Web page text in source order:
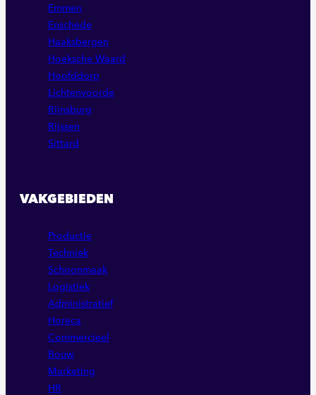
Emmen
Enschede
Haaksbergen
Hoeksche Waard
Hoofddorp
Lichtenvoorde
Rijnsburg
Rijssen
Sittard
VAKGEBIEDEN
Productie
Techniek
Schoonmaak
Logistiek
Administratief
Horeca
Commercieel
Bouw
Marketing
HR